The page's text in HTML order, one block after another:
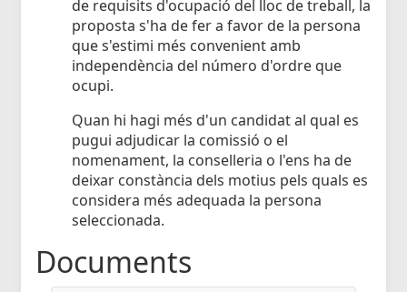
de requisits d'ocupació del lloc de treball, la
proposta s'ha de fer a favor de la persona
que s'estimi més convenient amb
independència del número d'ordre que
ocupi.
Quan hi hagi més d'un candidat al qual es
pugui adjudicar la comissió o el
nomenament, la conselleria o l'ens ha de
deixar constància dels motius pels quals es
considera més adequada la persona
seleccionada.
Documents